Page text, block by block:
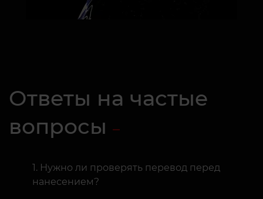
Ответы на частые
вопросы
Нужно ли проверять перевод перед
нанесением?